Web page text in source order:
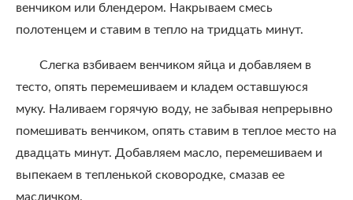
венчиком или блендером. Накрываем смесь
полотенцем и ставим в тепло на тридцать минут.
Слегка взбиваем венчиком яйца и добавляем в
тесто, опять перемешиваем и кладем оставшуюся
муку. Наливаем горячую воду, не забывая непрерывно
помешивать венчиком, опять ставим в теплое место на
двадцать минут. Добавляем масло, перемешиваем и
выпекаем в тепленькой сковородке, смазав ее
масличком.